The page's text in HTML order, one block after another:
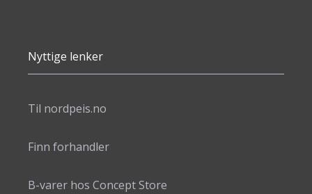
Nyttige lenker
Til nordpeis.no
Finn forhandler
B-varer hos Concept Store